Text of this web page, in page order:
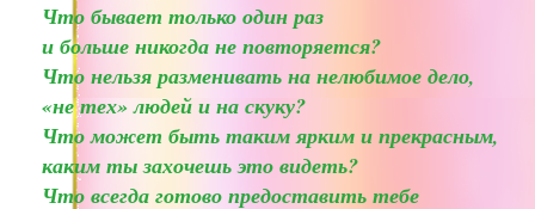
Что бывает только один раз
и больше никогда не повторяется?
Что нельзя разменивать на нелюбимое дело,
«не тех» людей и на скуку?
Что может быть таким ярким и прекрасным,
каким ты захочешь это видеть?
Что всегда готово предоставить тебе